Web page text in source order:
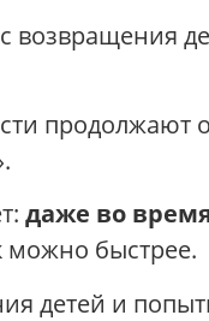
возвращения
продолжают
даже во
можно быстрее.
детей и